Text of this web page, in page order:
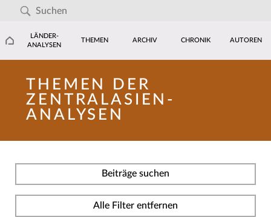
LÄNDER-
ANALYSEN
THEMEN ARCHIV CHRONIK AUTOREN
THEMEN DER
ZENTRALASIEN-
ANALYSEN
Beiträge suchen
Alle Filter entfernen